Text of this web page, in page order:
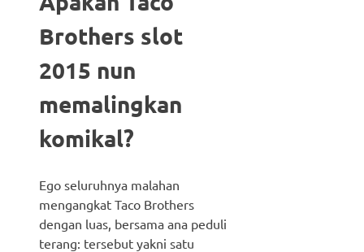
Brothers slot
2015 nun
memalingkan
komikal?
Ego seluruhnya malahan
mengangkat Taco Brothers
dengan luas, bersama ana peduli
terang: tersebut yakni satu